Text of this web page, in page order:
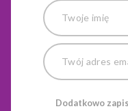
Dodatkowo